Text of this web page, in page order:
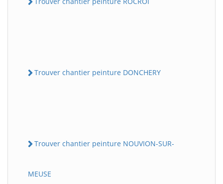
Trouver chantier peinture DONCHERY
Trouver chantier peinture NOUVION-SUR-
MEUSE